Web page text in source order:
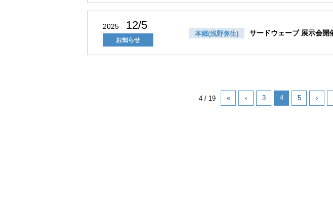
2025 12/5
お知らせ
本郷(浅野弥生) サードウェーブ 展示会
4 / 19 « ‹ 3 4 5 ›